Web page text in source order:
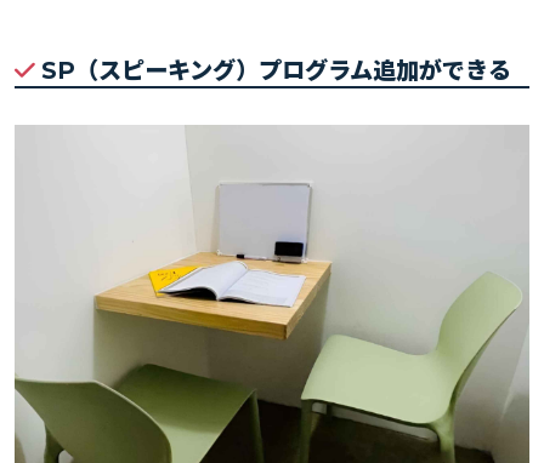
SP（スピーキング）プログラム追加ができる